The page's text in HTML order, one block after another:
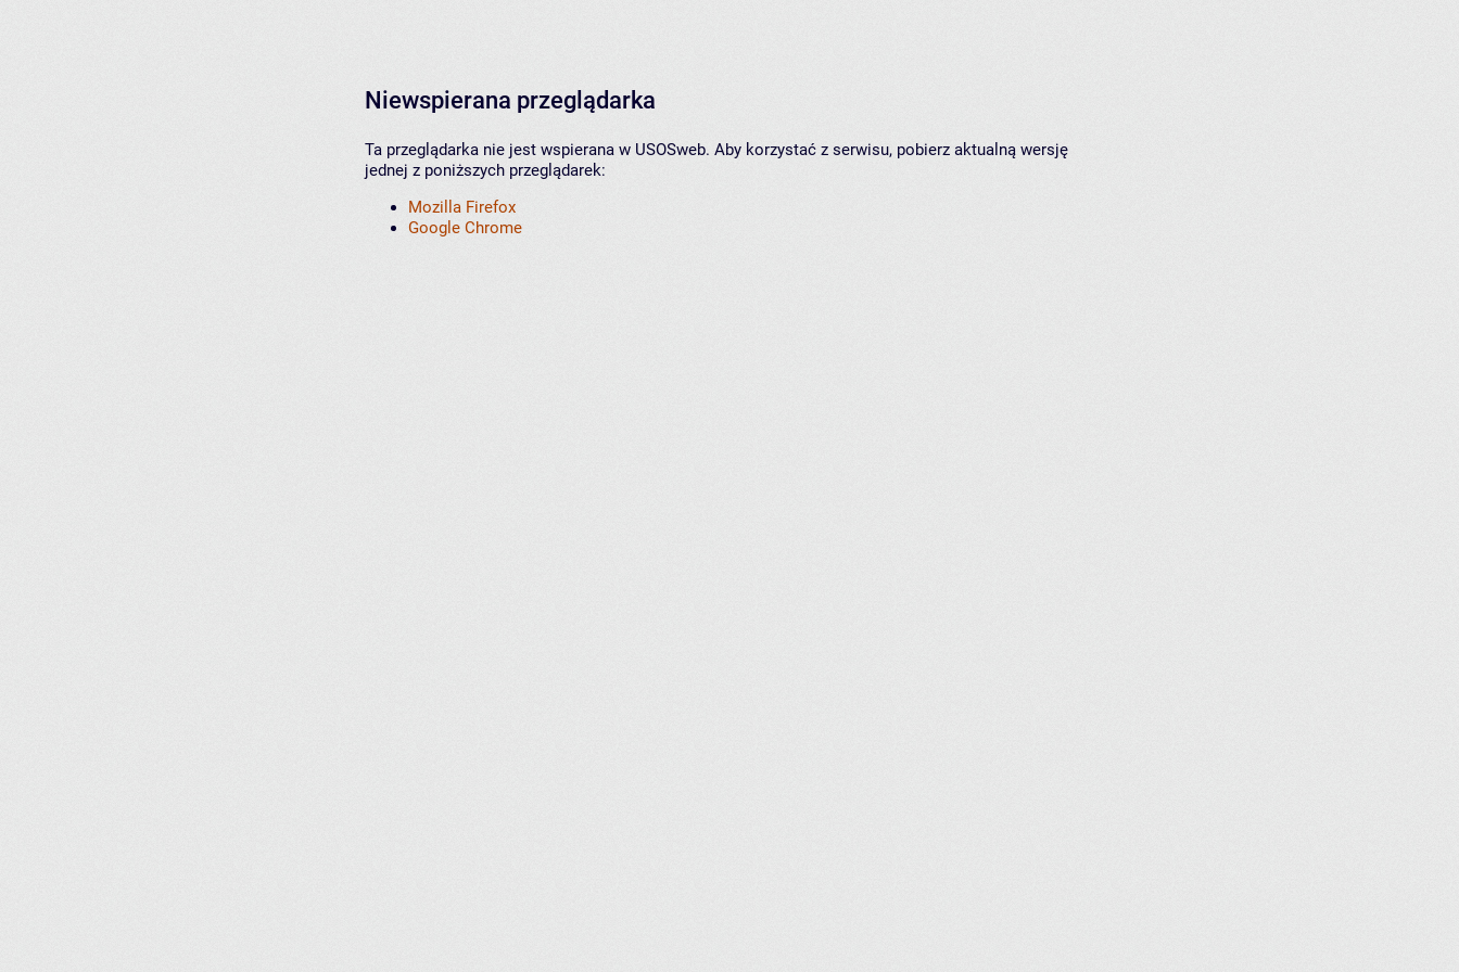
Niewspierana przeglądarka
Ta przeglądarka nie jest wspierana w USOSweb. Aby korzystać z serwisu, pobierz aktualną wersję
jednej z poniższych przeglądarek:
Mozilla Firefox
Google Chrome